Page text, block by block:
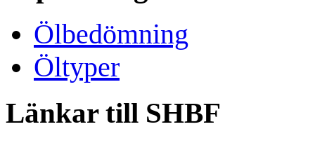
Ölbedömning
Öltyper
Länkar till SHBF